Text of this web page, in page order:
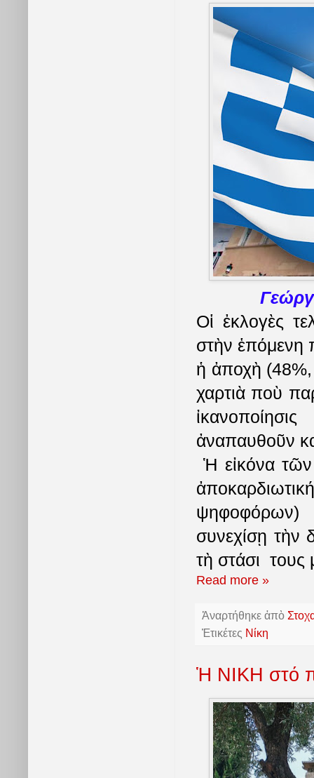
Οἱ ἐκλογὲς
στὴν ἑπόμενη
ἡ ἀποχὴ
χαρτιὰ ποὺ
ἀναπαυθοῦν
Ἡ εἰκόνα
ψηφοφόρων)
συνεχίσῃ τὴν
τὴ στάσι τους
Read more »
Ἀναρτήθηκε ἀπὸ
Ἐτικέτες Νίκη
Ἡ ΝΙΚΗ στό